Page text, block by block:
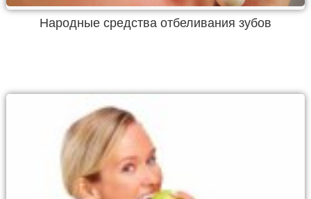
Народные средства отбеливания зубов